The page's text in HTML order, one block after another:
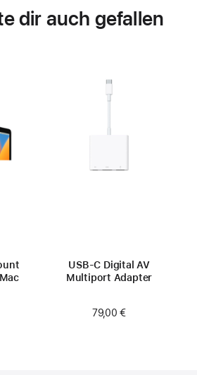
dir auch gefallen
USB‑C Digital AV
Multiport Adapter
79,00 €